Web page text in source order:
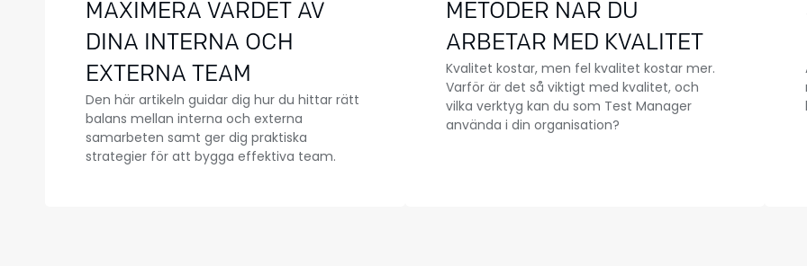
MAXIMERA VÄRDET AV
DINA INTERNA OCH
EXTERNA TEAM
Den här artikeln guidar dig hur du hittar rätt
balans mellan interna och externa
samarbeten samt ger dig praktiska
strategier för att bygga effektiva team.
METODER NÄR DU
ARBETAR MED KVALITET
Kvalitet kostar, men fel kvalitet kostar mer.
Varför är det så viktigt med kvalitet, och
vilka verktyg kan du som Test Manager
använda i din organisation?